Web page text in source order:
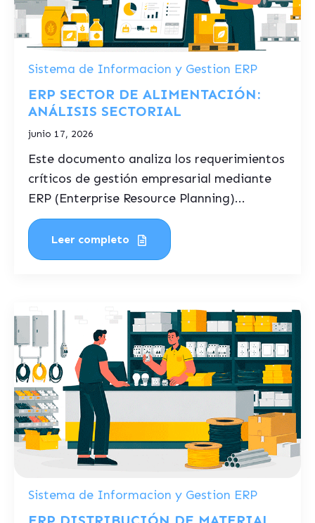
Sistema de Informacion y Gestion ERP
ERP SECTOR DE ALIMENTACIÓN:
ANÁLISIS SECTORIAL
junio 17, 2026
Este documento analiza los requerimientos
críticos de gestión empresarial mediante
ERP (Enterprise Resource Planning)...
Leer completo
Sistema de Informacion y Gestion ERP